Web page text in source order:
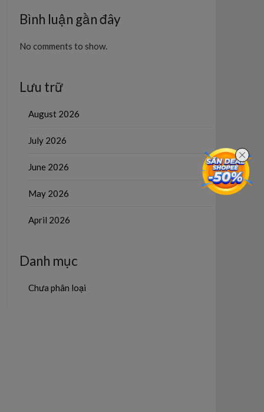
Bình luận gần đây
No comments to show.
Lưu trữ
August 2026
July 2026
June 2026
May 2026
April 2026
Danh mục
Chưa phân loại